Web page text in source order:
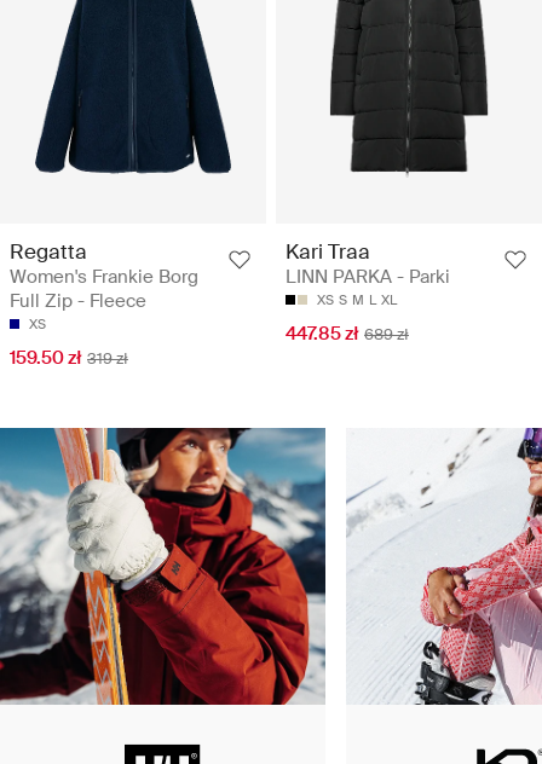
Regatta
Women's Frankie Borg
Full Zip - Fleece
XS
159.50 zł 319 zł
Kari Traa
LINN PARKA - Parki
XS S M L XL
447.85 zł 689 zł